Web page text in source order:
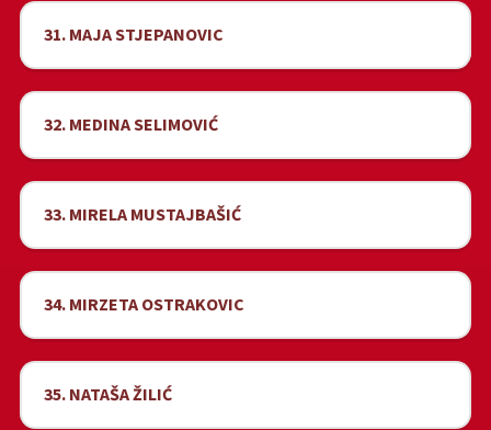
31. MAJA STJEPANOVIC
32. MEDINA SELIMOVIĆ
33. MIRELA MUSTAJBAŠIĆ
34. MIRZETA OSTRAKOVIC
35. NATAŠA ŽILIĆ